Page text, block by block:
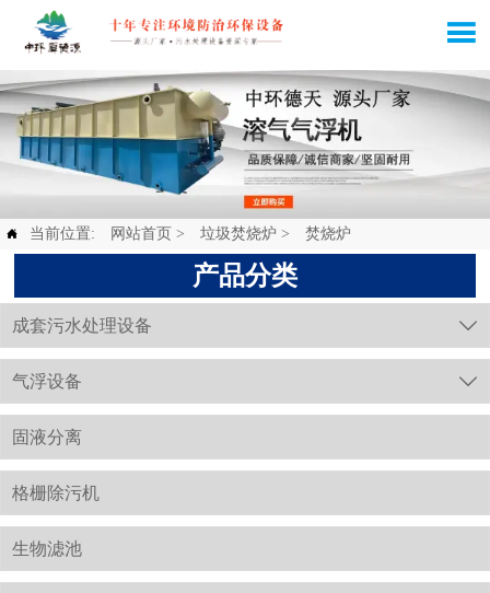

 当前位置: 网站首页 > 垃圾焚烧炉 > 焚烧炉
产品分类
成套污水处理设备 
气浮设备 
固液分离
格栅除污机
生物滤池